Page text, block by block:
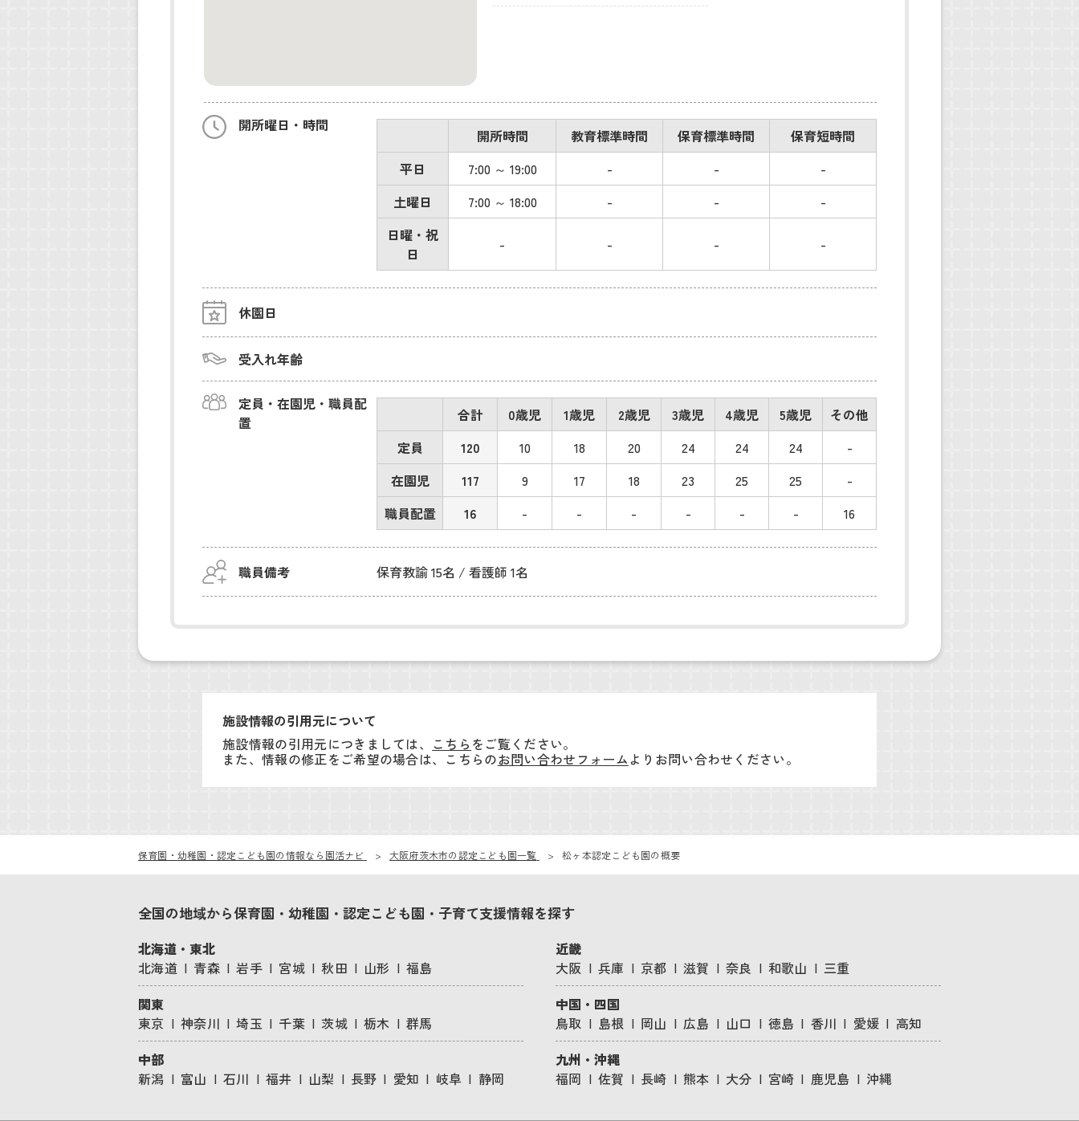
開所曜日・時間
開所時間 教育標準時間 保育標準時間
保育短時間
平日
7:00 ～ 19:00 - -
-
土曜日
7:00 ～ 18:00 - -
-
日曜・祝
日
- - - -
休園日
受入れ年齢
定員・在園児・職員配
置
合計 0歳児 1歳児 2歳児 3歳児 4歳児 5歳児
その他
定員
120 10 18 20 24 24 24
-
在園児
117 9 17 18 23 25 25
-
職員配置
16 - - - - - - 16
職員備考 保育教諭 15名 / 看護師 1名
施設情報の引用元について
施設情報の引用元につきましては、 こちら をご覧ください。
また、情報の修正をご希望の場合は、こちらのお問い合わせフォームよりお問い合わせください。
保育園・幼稚園・認定こども園の情報なら園活ナビ 大阪府茨木市の認定こども園一覧 松ヶ本認定こども園の概要
全国の地域から保育園・幼稚園・認定こども園・子育て支援情報を探す
北海道・東北
北海道
青森 岩手 宮城 秋田 山形
福島
関東
東京
神奈川 埼玉 千葉 茨城 栃木
群馬
中部
新潟
富山 石川 福井 山梨 長野 愛知 岐阜 静岡
近畿
大阪
兵庫 京都 滋賀 奈良 和歌山
三重
中国・四国
鳥取
島根 岡山 広島 山口 徳島 香川 愛媛
高知
九州・沖縄
福岡
佐賀 長崎 熊本 大分 宮崎 鹿児島 沖縄